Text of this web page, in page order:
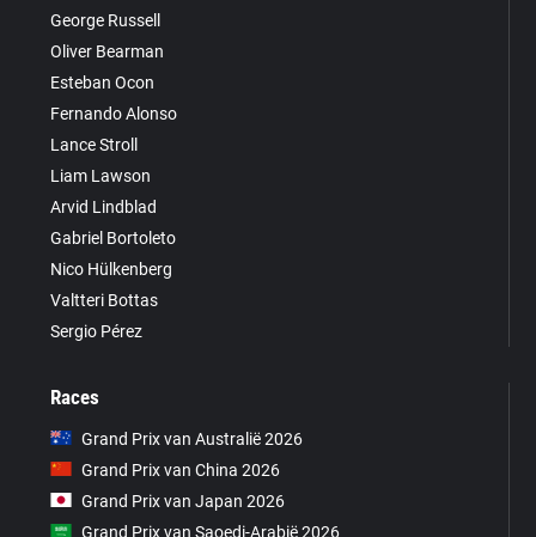
George Russell
Oliver Bearman
Esteban Ocon
Fernando Alonso
Lance Stroll
Liam Lawson
Arvid Lindblad
Gabriel Bortoleto
Nico Hülkenberg
Valtteri Bottas
Sergio Pérez
Races
Grand Prix van Australië 2026
Grand Prix van China 2026
Grand Prix van Japan 2026
Grand Prix van Saoedi-Arabië 2026